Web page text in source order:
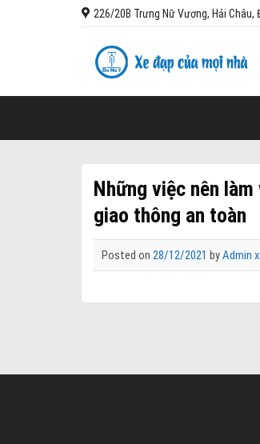
226/20B Trưng Nữ Vương, Hải Châu,
Những việc nên
giao thông an toàn
Posted on 28/12/2021 byAdmin